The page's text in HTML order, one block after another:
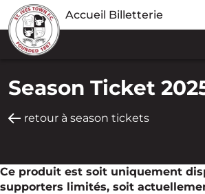
Accueil Billetterie
Season Ticket
retour à season tickets
Ce produit est soit uniquement
supporters limités, soit